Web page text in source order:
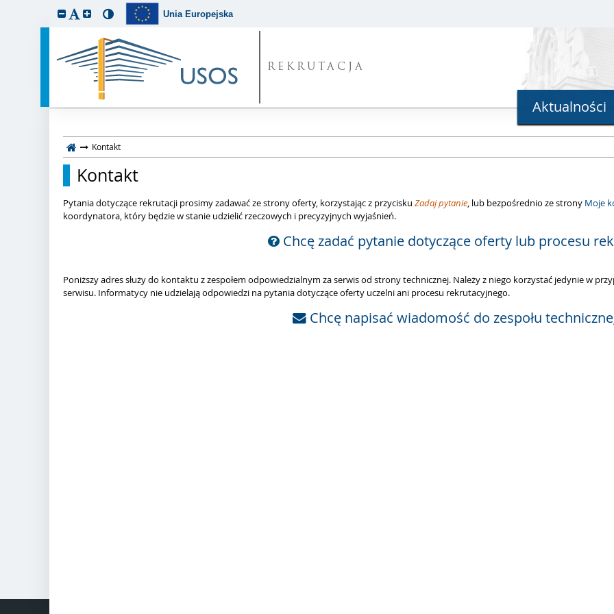
Unia Europejska
REKRUTACJA
Aktualności
Kontakt
Kontakt
Pytania dotyczące rekrutacji prosimy zadawać ze strony oferty, korzystając z przycisku Zadaj pytanie, lub bezpośrednio ze strony Moje
koordynatora, który będzie w stanie udzielić rzeczowych i precyzyjnych wyjaśnień.
Chcę zadać pytanie dotyczące oferty lub procesu
Poniższy adres służy do kontaktu z zespołem odpowiedzialnym za serwis od strony technicznej. Należy z niego korzystać jedynie w
serwisu. Informatycy nie udzielają odpowiedzi na pytania dotyczące oferty uczelni ani procesu rekrutacyjnego.
Chcę napisać wiadomość do zespołu